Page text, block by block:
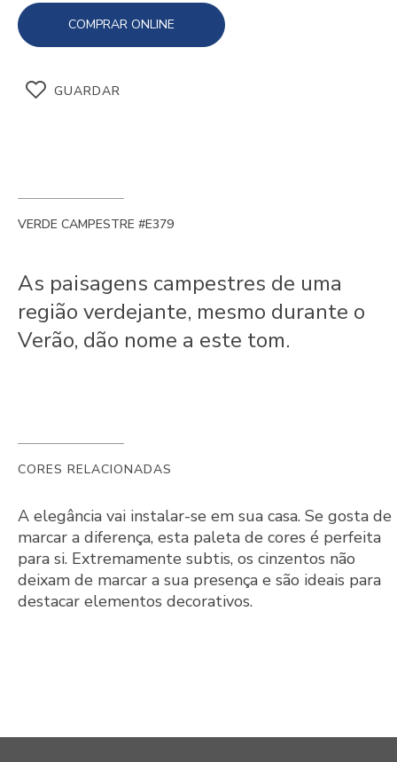
COMPRAR ONLINE
GUARDAR
VERDE CAMPESTRE #E379
As paisagens campestres de uma
região verdejante, mesmo durante o
Verão, dão nome a este tom.
CORES RELACIONADAS
A elegância vai instalar-se em sua casa. Se gosta de
marcar a diferença, esta paleta de cores é perfeita
para si. Extremamente subtis, os cinzentos não
deixam de marcar a sua presença e são ideais para
destacar elementos decorativos.